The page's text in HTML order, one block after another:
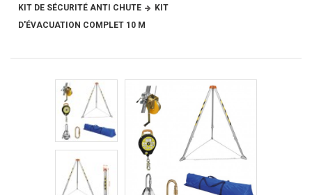
KIT DE SÉCURITÉ ANTI CHUTE
KIT
D'ÉVACUATION COMPLET 10 M